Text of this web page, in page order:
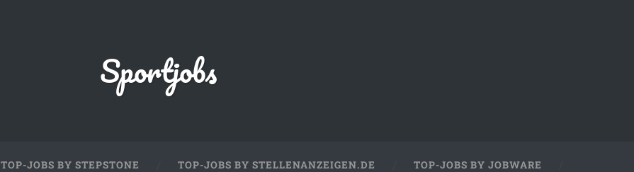
Sportjobs
TOP-JOBS BY STEPSTONE TOP-JOBS BY STELLENANZEIGEN.DE TOP-JOBS BY JOBWARE